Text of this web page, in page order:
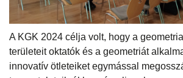
A KGK 2024 célja volt, hogy a
területeit oktatók és a geometriát
innovatív ötleteiket egymással